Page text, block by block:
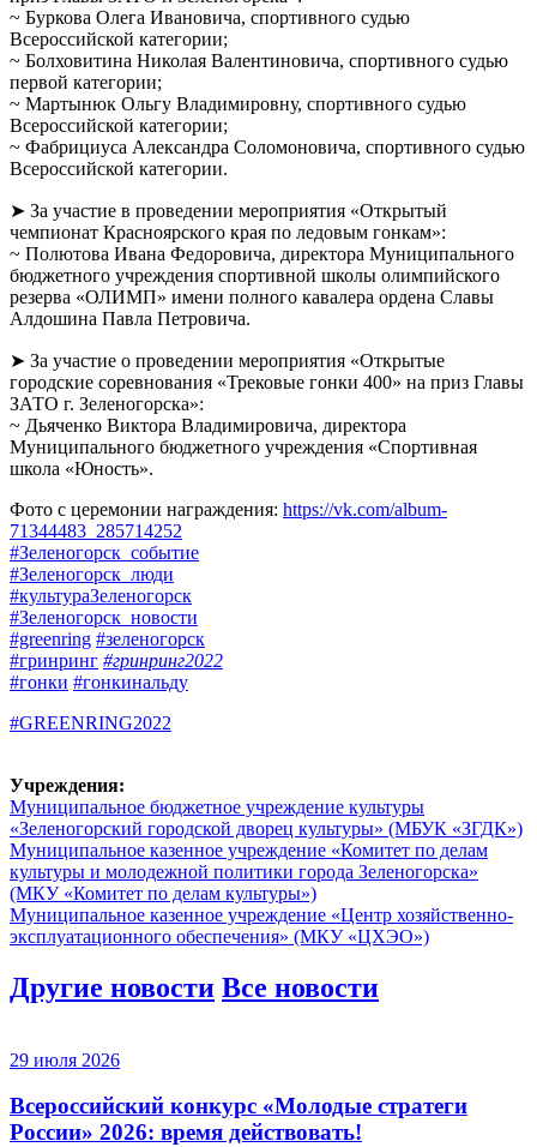
~ Буркова Олега Ивановича, спортивного судью
Всероссийской категории;
~ Болховитина Николая Валентиновича, спортивного судью
первой категории;
~ Мартынюк Ольгу Владимировну, спортивного судью
Всероссийской категории;
~ Фабрициуса Александра Соломоновича, спортивного судью
Всероссийской категории.
➤ За участие в проведении мероприятия «Открытый
чемпионат Красноярского края по ледовым гонкам»:
~ Полютова Ивана Федоровича, директора Муниципального
бюджетного учреждения спортивной школы олимпийского
резерва «ОЛИМП» имени полного кавалера ордена Славы
Алдошина Павла Петровича.
➤ За участие о проведении мероприятия «Открытые
городские соревнования «Трековые гонки 400» на приз Главы
ЗАТО г. Зеленогорска»:
~ Дьяченко Виктора Владимировича, директора
Муниципального бюджетного учреждения «Спортивная
школа «Юность».
Фото с церемонии награждения: https://vk.com/album-
71344483_285714252
#Зеленогорск_событие
#Зеленогорск_люди
#культураЗеленогорск
#Зеленогорск_новости
#greenring #зеленогорск
#гринринг #гринринг2022
#гонки #гонкинальду
#GREENRING2022
Учреждения:
Муниципальное бюджетное учреждение культуры
«Зеленогорский городской дворец культуры» (МБУК «ЗГДК»)
Муниципальное казенное учреждение «Комитет по делам
культуры и молодежной политики города Зеленогорска»
(МКУ «Комитет по делам культуры»)
Муниципальное казенное учреждение «Центр хозяйственно-
эксплуатационного обеспечения» (МКУ «ЦХЭО»)
Другие новости Все новости
29 июля 2026
Всероссийский конкурс «Молодые стратеги
России» 2026: время действовать!